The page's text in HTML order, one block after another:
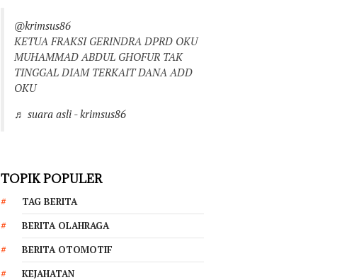
@krimsus86
KETUA FRAKSI GERINDRA DPRD OKU
MUHAMMAD ABDUL GHOFUR TAK
TINGGAL DIAM TERKAIT DANA ADD
OKU
♬ suara asli - krimsus86
TOPIK POPULER
TAG BERITA
BERITA OLAHRAGA
BERITA OTOMOTIF
KEJAHATAN